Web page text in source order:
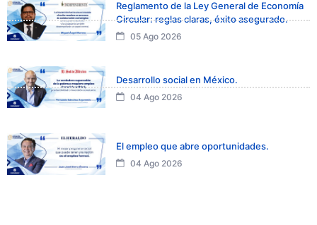
Reglamento de la Ley General de Economía
Circular: reglas claras, éxito asegurado.
05 Ago 2026
Desarrollo social en México.
04 Ago 2026
El empleo que abre oportunidades.
04 Ago 2026